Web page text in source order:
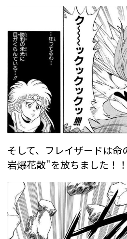
そして、フレイザードは
岩爆花散"を放ちました！！